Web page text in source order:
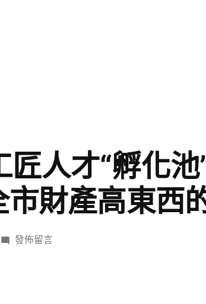
人才“孵化
財產高東西
在
發佈留言